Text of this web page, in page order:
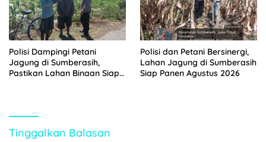
Polisi Dampingi Petani
Jagung di Sumberasih,
Pastikan Lahan Binaan Siap
Polisi dan Petani Bersinergi,
Lahan Jagung di Sumberasih
Siap Panen Agustus 2026
Tinggalkan Balasan